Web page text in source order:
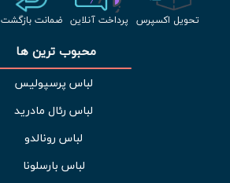
تحویل اکسپرس پرداخت آنلاین ضمانت بازگشت
محبوب ترین ها
لباس پرسپولیس
لباس رئال مادرید
لباس رونالدو
لباس بارسلونا